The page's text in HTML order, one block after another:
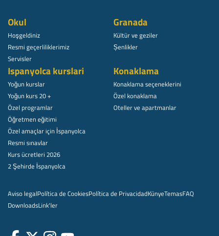
Okul
Hoşgeldiniz
Resmi geçerliliklerimiz
Servisler
Granada
Kültür ve geziler
Șenlikler
Ispanyolca kurslari
Yoğun kurslar
Yoğun kurs 20 +
Özel programlar
Öğretmen eğitimi
Özel amaçlar için İspanyolca
Resmi sınavlar
Kurs ücretleri 2026
2 Şehirde İspanyolca
Konaklama
Konaklama seçeneklerini
Özel konaklama
Oteller ve apartmanlar
Aviso legalPolítica de CookiesPolítica de PrivacidadKünyeTemasFAQ
DownloadsLink'ler